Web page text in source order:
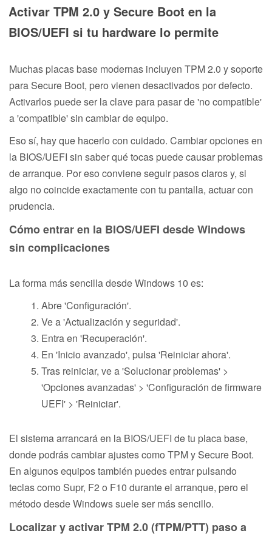
Activar TPM 2.0 y Secure Boot en la
BIOS/UEFI si tu hardware lo permite
Muchas placas base modernas incluyen TPM 2.0 y soporte
para Secure Boot, pero vienen desactivados por defecto.
Activarlos puede ser la clave para pasar de 'no compatible'
a 'compatible' sin cambiar de equipo.
Eso sí, hay que hacerlo con cuidado. Cambiar opciones en
la BIOS/UEFI sin saber qué tocas puede causar problemas
de arranque. Por eso conviene seguir pasos claros y, si
algo no coincide exactamente con tu pantalla, actuar con
prudencia.
Cómo entrar en la BIOS/UEFI desde Windows
sin complicaciones
La forma más sencilla desde Windows 10 es:
Abre 'Configuración'.
Ve a 'Actualización y seguridad'.
Entra en 'Recuperación'.
En 'Inicio avanzado', pulsa 'Reiniciar ahora'.
Tras reiniciar, ve a 'Solucionar problemas' >
'Opciones avanzadas' > 'Configuración de firmware
UEFI' > 'Reiniciar'.
El sistema arrancará en la BIOS/UEFI de tu placa base,
donde podrás cambiar ajustes como TPM y Secure Boot.
En algunos equipos también puedes entrar pulsando
teclas como Supr, F2 o F10 durante el arranque, pero el
método desde Windows suele ser más sencillo.
Localizar y activar TPM 2.0 (fTPM/PTT) paso a